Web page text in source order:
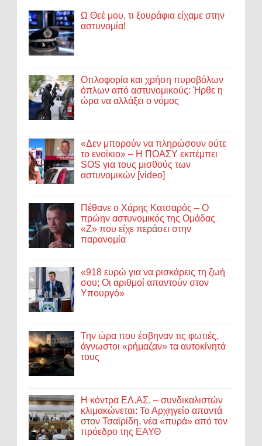
Ω Θεέ μου, τι ξουράφια είχαμε στην
αστυνομία!
Οπλοφορία και χρήση πυροβόλων
όπλων από αστυνομικούς: Ήρθε η
ώρα να αλλάξει ο νόμος
«Δεν μπορούν να πληρώσουν ούτε
το ενοίκιο» – Η ΠΟΑΣΥ εκπέμπει
SOS για τους μισθούς των
αστυνομικών [video]
Πέθανε ο Χάρης Κατσαρός – Ο
πρώην αστυνομικός της Ομάδας
«Ζ» που είχε περάσει στην
παρανομία
«918 ευρώ για να ρισκάρεις τη ζωή
σου; Οι αριθμοί απαντούν στον
Υπουργό»
Την ώρα που έσβηναν τις φωτιές,
άγνωστοι «ρήμαζαν» τα αυτοκίνητά
τους
Η κόντρα ΕΛ.ΑΣ. – συνδικαλιστών
κλιμακώνεται: Το Αρχηγείο απαντά
στον Τσαϊρίδη, νέα «πυρά» από τον
πρόεδρο της ΕΑΥΘ